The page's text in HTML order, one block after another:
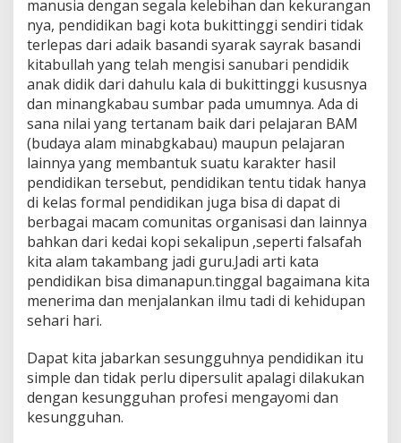
manusia dengan segala kelebihan dan kekurangan
nya, pendidikan bagi kota bukittinggi sendiri tidak
terlepas dari adaik basandi syarak sayrak basandi
kitabullah yang telah mengisi sanubari pendidik
anak didik dari dahulu kala di bukittinggi kususnya
dan minangkabau sumbar pada umumnya. Ada di
sana nilai yang tertanam baik dari pelajaran BAM
(budaya alam minabgkabau) maupun pelajaran
lainnya yang membantuk suatu karakter hasil
pendidikan tersebut, pendidikan tentu tidak hanya
di kelas formal pendidikan juga bisa di dapat di
berbagai macam comunitas organisasi dan lainnya
bahkan dari kedai kopi sekalipun ,seperti falsafah
kita alam takambang jadi guru.Jadi arti kata
pendidikan bisa dimanapun.tinggal bagaimana kita
menerima dan menjalankan ilmu tadi di kehidupan
sehari hari.
Dapat kita jabarkan sesungguhnya pendidikan itu
simple dan tidak perlu dipersulit apalagi dilakukan
dengan kesungguhan profesi mengayomi dan
kesungguhan.